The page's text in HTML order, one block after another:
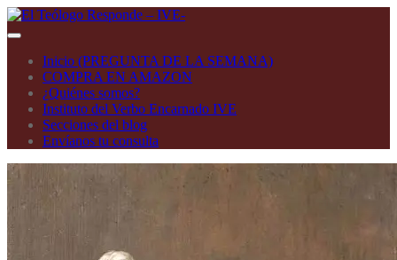
Skip
to
content
Toggle
navigationInicio (PREGUNTA DE LA SEMANA)
COMPRA EN AMAZON
¿Quiénes somos?
Instituto del Verbo Encarnado IVE
Secciones del blog
Envíanos tu consulta